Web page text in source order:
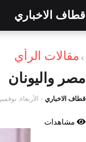
قطاف الاخباري
مقالات الرأي
مصر واليونان
قطاف الاخباري - الأربعاء, نوفمبر 18, 2020
مشاهدات